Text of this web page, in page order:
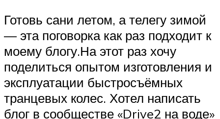
Готовь сани летом, а телегу зимой
— эта поговорка как раз подходит к
моему блогу.На этот раз хочу
поделиться опытом изготовления и
эксплуатации быстросъёмных
транцевых колес. Хотел написать
блог в сообществе «Drive2 на воде»